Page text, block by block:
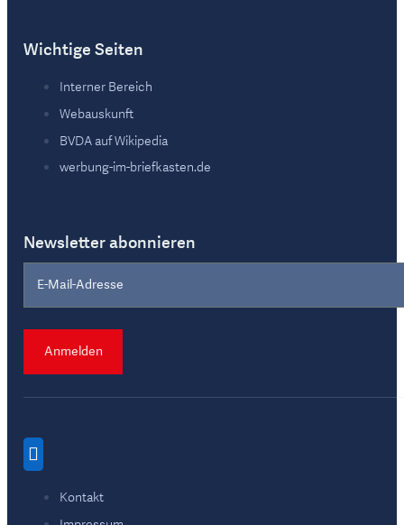
Wichtige Seiten
Interner Bereich
Webauskunft
BVDA auf Wikipedia
werbung-im-briefkasten.de
Newsletter abonnieren
Section
Anmelden
Kontakt